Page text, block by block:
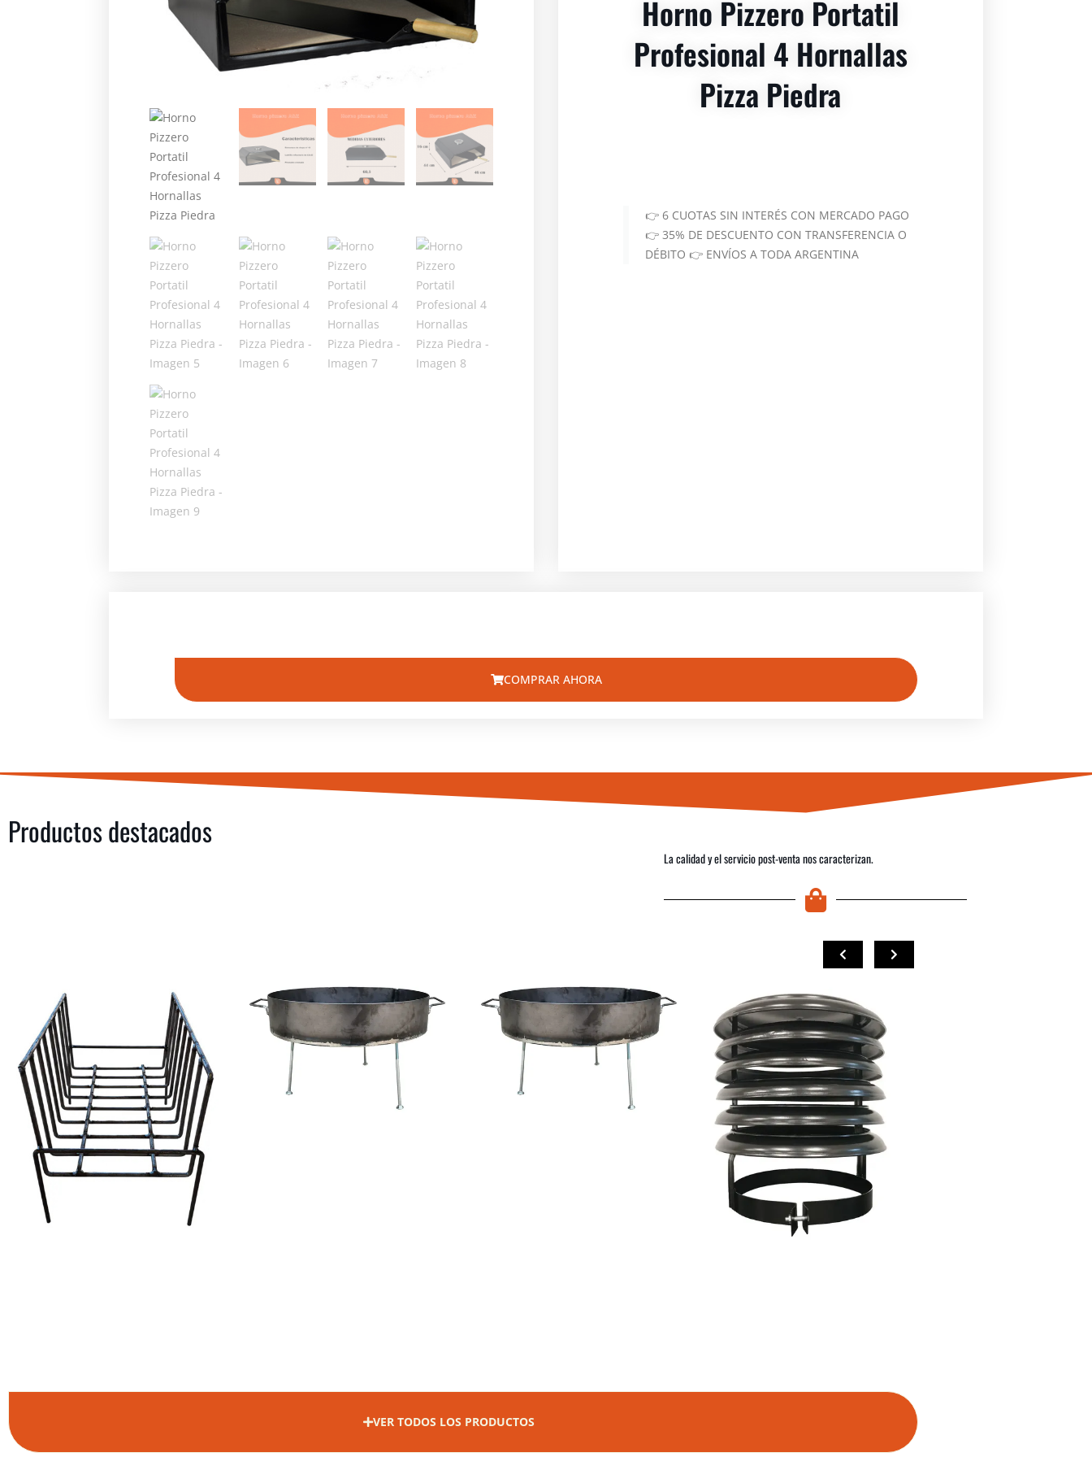
Horno Pizzero Portatil
Profesional 4 Hornallas
Pizza Piedra
👉 6 CUOTAS SIN INTERÉS CON MERCADO PAGO
👉 35% DE DESCUENTO CON TRANSFERENCIA O
DÉBITO 👉 ENVÍOS A TODA ARGENTINA
COMPRAR AHORA
Productos destacados
La calidad y el servicio post-venta nos caracterizan.
COMPRAR
COMPRAR COMPRAR
VER TODOS LOS PRODUCTOS